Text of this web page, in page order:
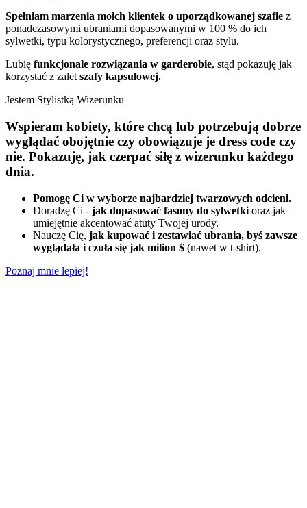
Spełniam marzenia moich klientek o uporządkowanej szafie z
ponadczasowymi ubraniami dopasowanymi w 100 % do ich
sylwetki, typu kolorystycznego, preferencji oraz stylu.
Lubię funkcjonale rozwiązania w garderobie, stąd pokazuję jak
korzystać z zaletszafy kapsułowej.
Jestem Stylistką Wizerunku
Wspieram kobiety, które chcą lub potrzebują dobrze
wyglądać obojętnie czy obowiązuje je dress code czy
nie. Pokazuję, jak czerpać siłę z wizerunku każdego
dnia.
Pomogę Ci w wyborze najbardziej twarzowych odcieni.
Doradzę Ci - jak dopasować fasony do sylwetki oraz jak
umiejętnie akcentować atuty Twojej urody.
Nauczę Cię, jak kupować i zestawiać ubrania, byś zawsze
wyglądała i czuła się jak milion $ (nawet w t-shirt).
Poznaj mnie lepiej!